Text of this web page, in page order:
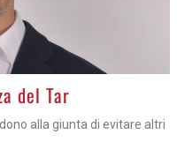
del Tar
alla giunta di evitare altri